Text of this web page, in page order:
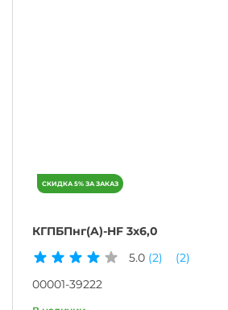
КГПБПнг(A)-HF 3х6,0
5.0 (2)
(2)
00001-39222